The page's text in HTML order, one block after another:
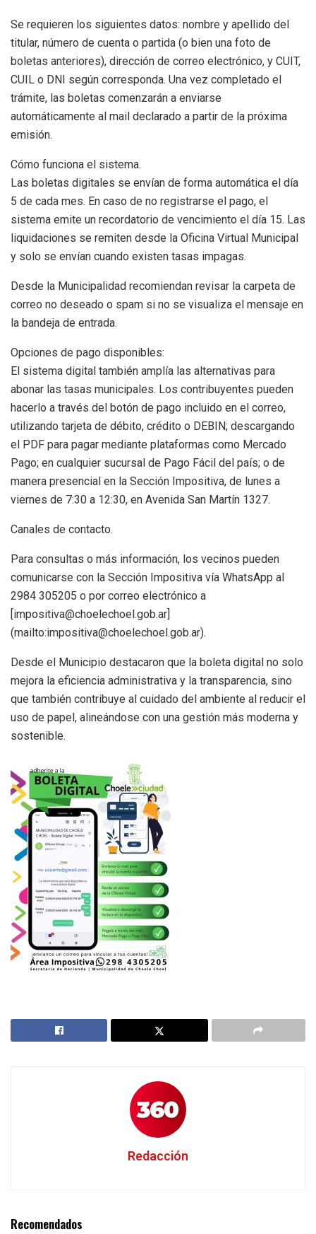
Se requieren los siguientes datos: nombre y apellido del
titular, número de cuenta o partida (o bien una foto de
boletas anteriores), dirección de correo electrónico, y CUIT,
CUIL o DNI según corresponda. Una vez completado el
trámite, las boletas comenzarán a enviarse
automáticamente al mail declarado a partir de la próxima
emisión.
Cómo funciona el sistema.
Las boletas digitales se envían de forma automática el día
5 de cada mes. En caso de no registrarse el pago, el
sistema emite un recordatorio de vencimiento el día 15. Las
liquidaciones se remiten desde la Oficina Virtual Municipal
y solo se envían cuando existen tasas impagas.
Desde la Municipalidad recomiendan revisar la carpeta de
correo no deseado o spam si no se visualiza el mensaje en
la bandeja de entrada.
Opciones de pago disponibles:
El sistema digital también amplía las alternativas para
abonar las tasas municipales. Los contribuyentes pueden
hacerlo a través del botón de pago incluido en el correo,
utilizando tarjeta de débito, crédito o DEBIN; descargando
el PDF para pagar mediante plataformas como Mercado
Pago; en cualquier sucursal de Pago Fácil del país; o de
manera presencial en la Sección Impositiva, de lunes a
viernes de 7:30 a 12:30, en Avenida San Martín 1327.
Canales de contacto.
Para consultas o más información, los vecinos pueden
comunicarse con la Sección Impositiva vía WhatsApp al
2984 305205 o por correo electrónico a
[impositiva@choelechoel.gob.ar]
(mailto:impositiva@choelechoel.gob.ar).
Desde el Municipio destacaron que la boleta digital no solo
mejora la eficiencia administrativa y la transparencia, sino
que también contribuye al cuidado del ambiente al reducir el
uso de papel, alineándose con una gestión más moderna y
sostenible.
Redacción
Recomendados